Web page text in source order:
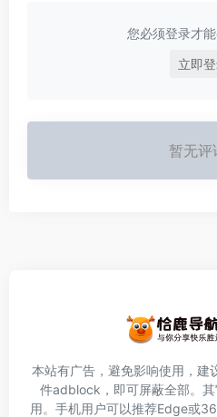
您必须登录才能
立即
暂无评
本站有广告，避免影响使用，建
件adblock ，即可屏蔽全部。
用。手机用户可以推荐Edge或